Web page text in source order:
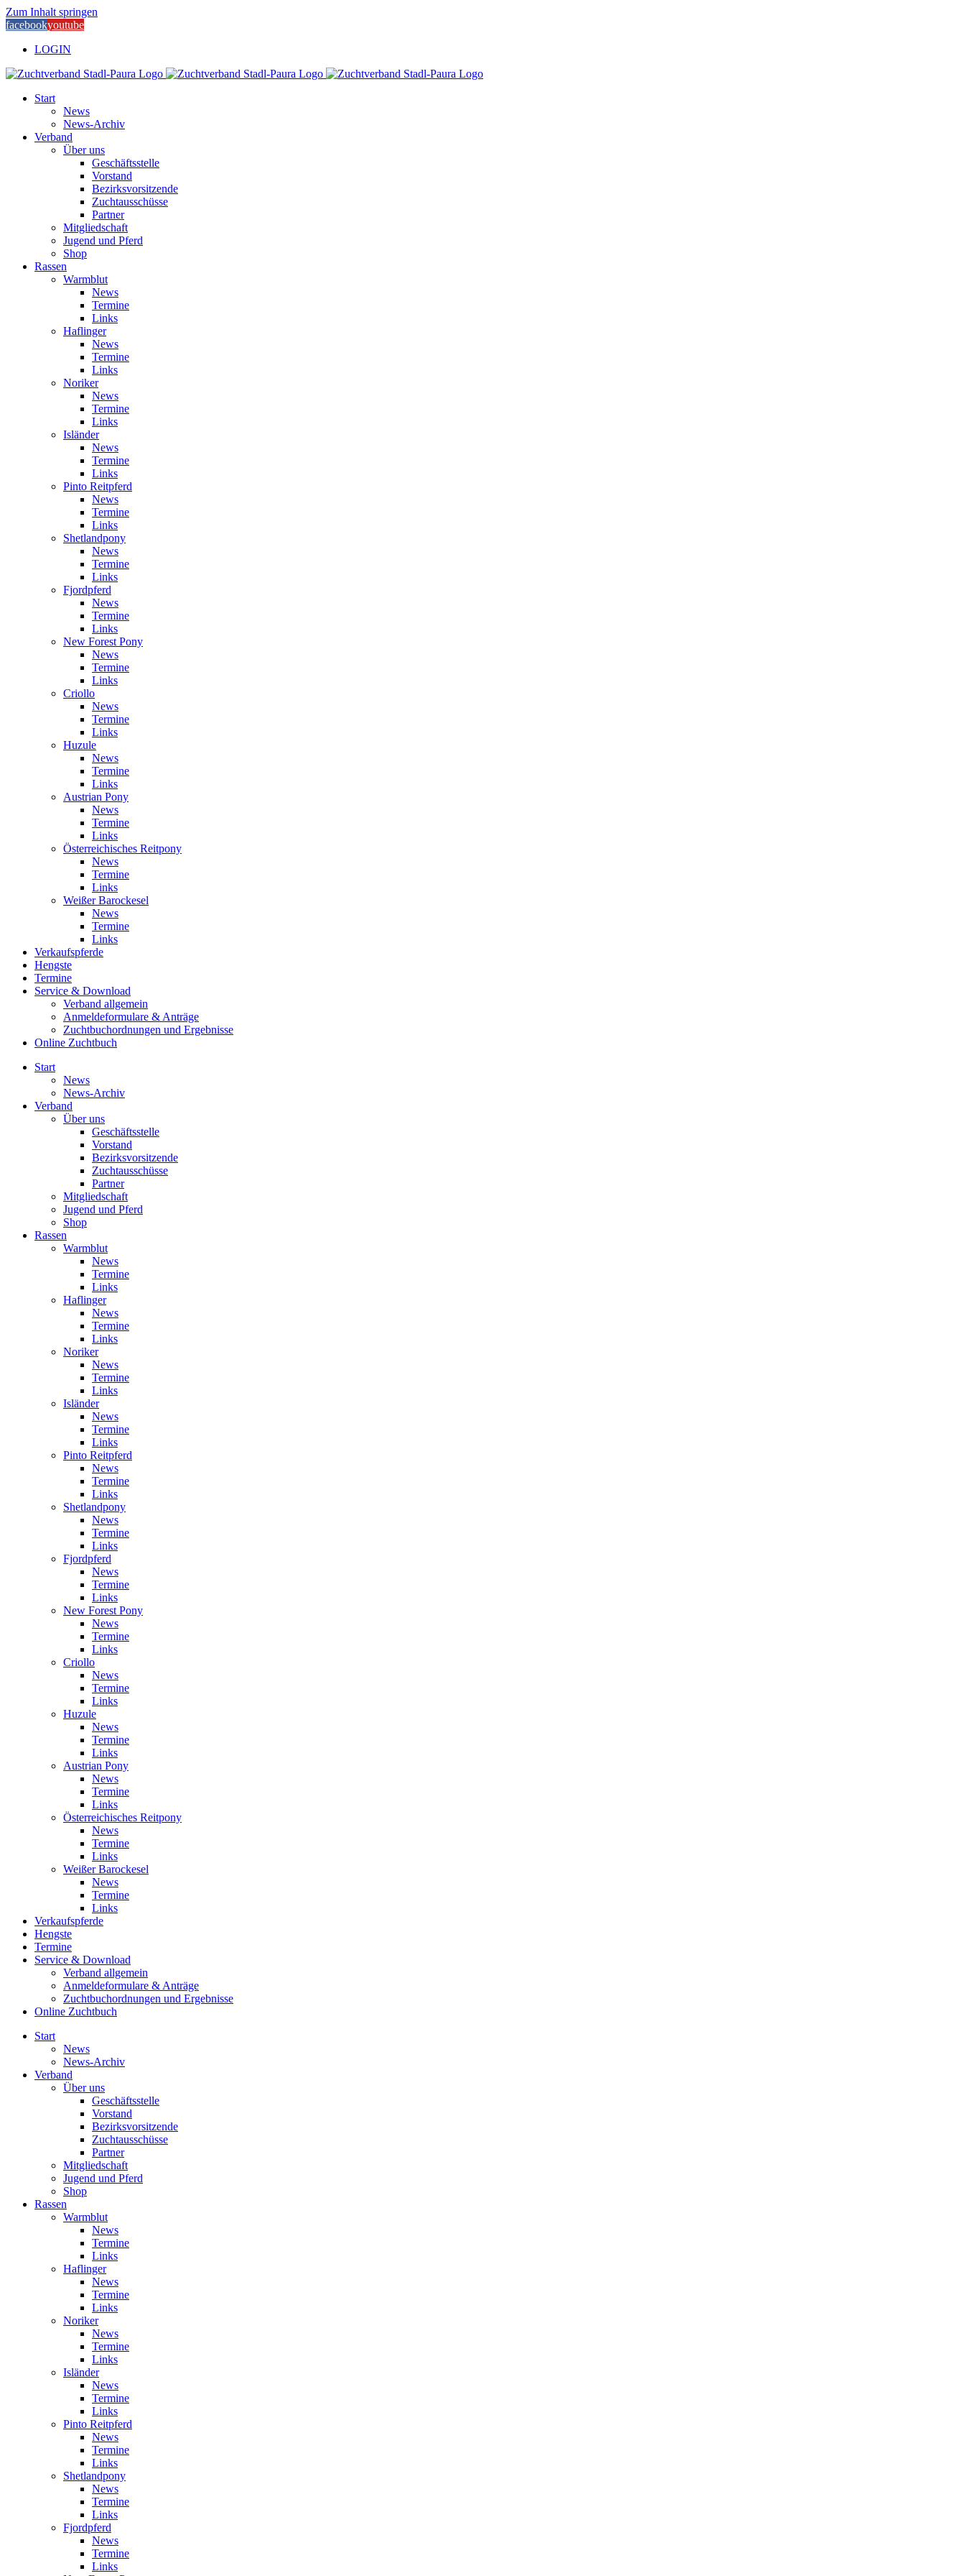
Zum Inhalt springen
facebookyoutube
LOGIN
Start
News
News-Archiv
Verband
Über uns
Geschäftsstelle
Vorstand
Bezirksvorsitzende
Zuchtausschüsse
Partner
Mitgliedschaft
Jugend und Pferd
Shop
Rassen
Warmblut
News
Termine
Links
Haflinger
News
Termine
Links
Noriker
News
Termine
Links
Isländer
News
Termine
Links
Pinto Reitpferd
News
Termine
Links
Shetlandpony
News
Termine
Links
Fjordpferd
News
Termine
Links
New Forest Pony
News
Termine
Links
Criollo
News
Termine
Links
Huzule
News
Termine
Links
Austrian Pony
News
Termine
Links
Österreichisches Reitpony
News
Termine
Links
Weißer Barockesel
News
Termine
Links
Verkaufspferde
Hengste
Termine
Service & Download
Verband allgemein
Anmeldeformulare & Anträge
Zuchtbuchordnungen und Ergebnisse
Online Zuchtbuch
Start
News
News-Archiv
Verband
Über uns
Geschäftsstelle
Vorstand
Bezirksvorsitzende
Zuchtausschüsse
Partner
Mitgliedschaft
Jugend und Pferd
Shop
Rassen
Warmblut
News
Termine
Links
Haflinger
News
Termine
Links
Noriker
News
Termine
Links
Isländer
News
Termine
Links
Pinto Reitpferd
News
Termine
Links
Shetlandpony
News
Termine
Links
Fjordpferd
News
Termine
Links
New Forest Pony
News
Termine
Links
Criollo
News
Termine
Links
Huzule
News
Termine
Links
Austrian Pony
News
Termine
Links
Österreichisches Reitpony
News
Termine
Links
Weißer Barockesel
News
Termine
Links
Verkaufspferde
Hengste
Termine
Service & Download
Verband allgemein
Anmeldeformulare & Anträge
Zuchtbuchordnungen und Ergebnisse
Online Zuchtbuch
Start
News
News-Archiv
Verband
Über uns
Geschäftsstelle
Vorstand
Bezirksvorsitzende
Zuchtausschüsse
Partner
Mitgliedschaft
Jugend und Pferd
Shop
Rassen
Warmblut
News
Termine
Links
Haflinger
News
Termine
Links
Noriker
News
Termine
Links
Isländer
News
Termine
Links
Pinto Reitpferd
News
Termine
Links
Shetlandpony
News
Termine
Links
Fjordpferd
News
Termine
Links